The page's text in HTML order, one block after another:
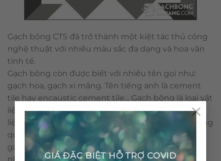
GIÁ ĐẶC BIỆT HỖ TRỢ COVID
×
Gạch bông CTS đã trở thành một kiệt tác thủ công
nghệ thuật với nhiều màu sắc đa dạng và hoa văn
tinh tế.
Gạch bông còn được biết với nhiều tên gọi như:
gạch hoa, gạch xi măng. Tên tiếng anh là cement
tile hay encaustic cement tile… Gạch bông là loại vật
liệu thân thiện môi trường với những nguyên vật
liệu tự nhiên và không sử dụng nhiên liệu đốt trong
quá trình sản xuất. Cấu tạo & qui trình nên viên
gạch bông được sản xuất thủ công không gây ra ô